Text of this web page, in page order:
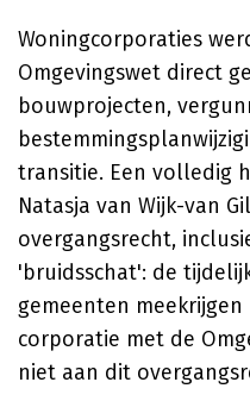
Woningcorporaties
Omgevingswet direct
bouwprojecten,
transitie. Een volledig
Natasja van Wijk-van
overgangsrecht,
'bruidsschat': de
gemeenten
corporatie met de
niet aan dit